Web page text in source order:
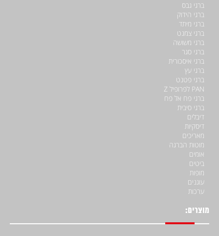
ברגי גבס
ברגי הידוק
ברגי מיתד
ברגי צמנט
ברגי משושה
ברגי סגר
ברגי איסכורית
ברגי עץ
ברגי פטנט
PAN לפרופיל Z
ברגי פח אל פח
ברגי סיבית
דיבלים
דיסקיות
מאריכים
מוטות הברגה
אומים
ביטים
מופות
עוגנים
ערכות
מוצרים: